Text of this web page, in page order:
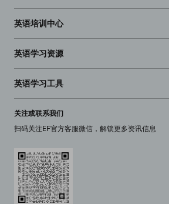
英语培训中心
英语学习资源
英语学习工具
关注或联系我们
扫码关注EF官方客服微信，解锁更多资讯信息